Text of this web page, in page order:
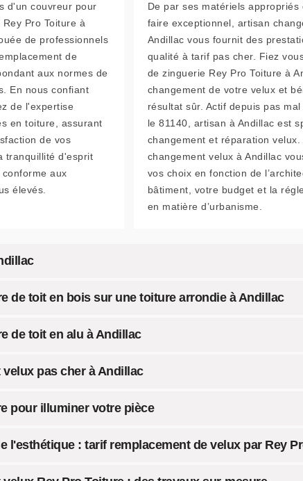
d'un couvreur pour
Pro Toiture à
de professionnels
de
aux normes de
En nous confiant
de l'expertise
en toiture, assurant
de vos
tranquillité d'esprit
aux
élevés.
De par ses matériels appropriés
faire exceptionnel, artisan
Andillac vous fournit des
qualité à tarif pas cher. Fiez
de zinguerie Rey Pro Toiture à
changement de votre velux et
résultat sûr. Actif depuis pas
le 81140, artisan à Andillac est
changement et réparation velux.
changement velux à Andillac
vos choix en fonction de
bâtiment, votre budget et la
en matière d’urbanisme.
de toit en bois sur une toiture arrondie à Andillac
de toit en alu à Andillac
pas cher à Andillac
pour illuminer votre pièce
l'esthétique : tarif remplacement de velux par Rey